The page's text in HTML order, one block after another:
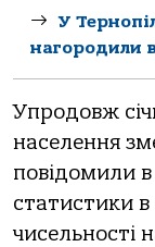
У
нагородили
Упродовж
населення
повідомили
статистики
чисельності